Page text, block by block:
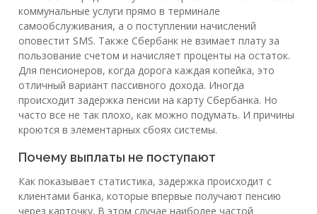
коммунальные услуги прямо в терминале
самообслуживания, а о поступлении начислений
оповестит SMS. Также Сбербанк не взимает плату за
пользование счетом и начисляет проценты на остаток.
Для пенсионеров, когда дорога каждая копейка, это
отличный вариант пассивного дохода. Иногда
происходит задержка пенсии на карту Сбербанка. Но
часто все не так плохо, как можно подумать. И причины
кроются в элементарных сбоях системы.
Почему выплаты не поступают
Как показывает статистика, задержка происходит с
клиентами банка, которые впервые получают пенсию
через карточку. В этом случае наиболее частой